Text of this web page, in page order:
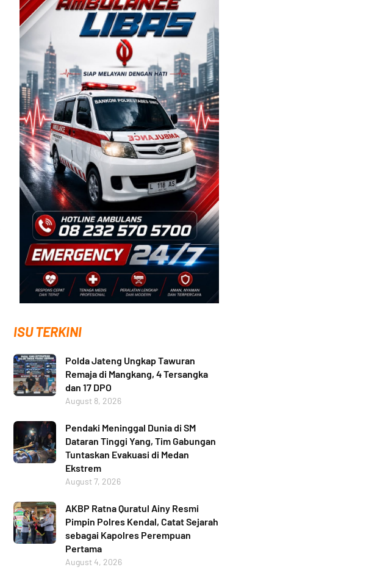
ISU TERKINI
Polda Jateng Ungkap Tawuran
Remaja di Mangkang, 4 Tersangka
dan 17 DPO
August 8, 2026
Pendaki Meninggal Dunia di SM
Dataran Tinggi Yang, Tim Gabungan
Tuntaskan Evakuasi di Medan
Ekstrem
August 7, 2026
AKBP Ratna Quratul Ainy Resmi
Pimpin Polres Kendal, Catat Sejarah
sebagai Kapolres Perempuan
Pertama
August 4, 2026